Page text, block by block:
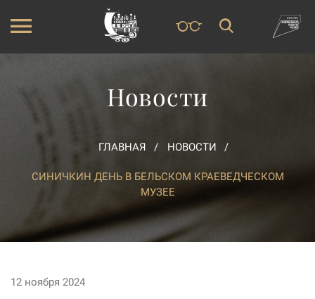
Новости
ГЛАВНАЯ НОВОСТИ
СИНИЧКИН ДЕНЬ В БЕЛЬСКОМ КРАЕВЕДЧЕСКОМ
МУЗЕЕ
12 ноября 2024